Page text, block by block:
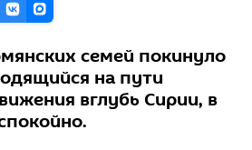
семей покинуло
на пути
вглубь Сирии, в